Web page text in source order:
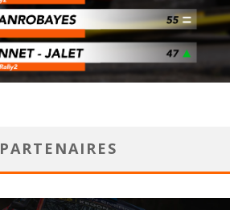
PARTENAIRES